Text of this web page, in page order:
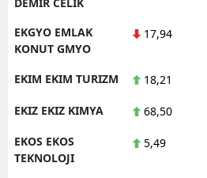
EKGYO EMLAK
KONUT GMYO
17,94
EKIM EKIM TURIZM 18,21
EKIZ EKIZ KIMYA 68,50
EKOS EKOS
TEKNOLOJI
5,49